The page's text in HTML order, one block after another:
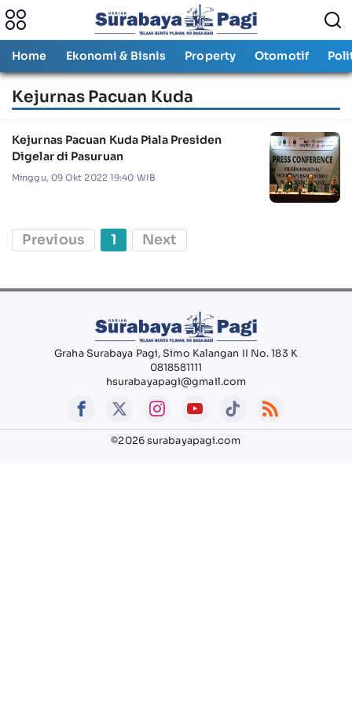
Home Ekonomi & Bisnis Property Otomotif
Kejurnas Pacuan Kuda
Kejurnas Pacuan Kuda Piala Presiden
Digelar di Pasuruan
Minggu, 09 Okt 2022 19:40 WIB
Previous 1 Next
Graha Surabaya Pagi, Simo Kalangan II No. 183 K
0818581111
hsurabayapagi@gmail.com
©2026 surabayapagi.com